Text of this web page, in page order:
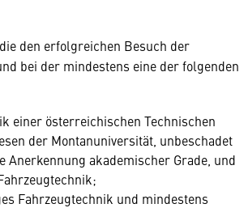
den erfolgreichen Besuch der
bei der mindestens eine der folgenden
einer österreichischen Technischen
der Montanuniversität, unbeschadet
akademischer Grade, und
Fahrzeugtechnik und mindestens